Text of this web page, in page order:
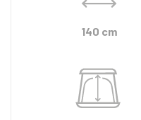
140 cm